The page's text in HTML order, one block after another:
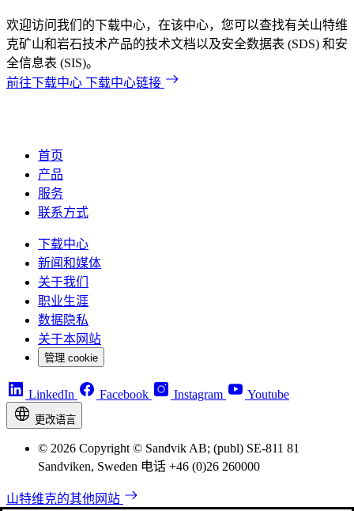
欢迎访问我们的下载中心，在该中心，您可以查找有关山特维
克矿山和岩石技术产品的技术文档以及安全数据表 (SDS) 和安
全信息表 (SIS)。
前往下载中心 下载中心链接
首页
产品
服务
联系方式
下载中心
新闻和媒体
关于我们
职业生涯
数据隐私
关于本网站
管理 cookie
LinkedIn Facebook Instagram Youtube
更改语言
© 2026 Copyright © Sandvik AB; (publ) SE-811 81
Sandviken, Sweden 电话 +46 (0)26 260000
山特维克的其他网站